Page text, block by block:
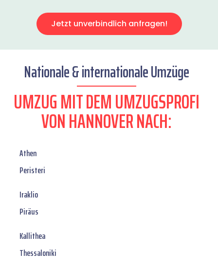
Jetzt unverbindlich anfragen!
Nationale & internationale Umzüge
UMZUG MIT DEM UMZUGSPROFI
VON HANNOVER NACH:
Athen
Peristeri
Iraklio
Piräus
Kallithea
Thessaloniki